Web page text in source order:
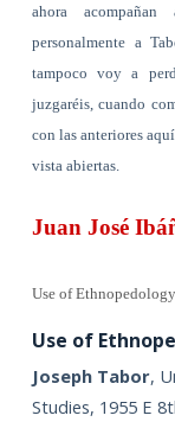
ahora
personalmente a
tampoco voy a
juzgaréis, cuando
con las anteriores aquí
vista abiertas.
Juan José
Use of
Use of
Joseph Tabor,
Studies, 1955 E